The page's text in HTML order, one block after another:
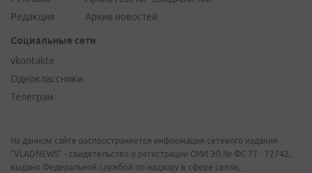
Редакция
Архив новостей
Социальные сети
vkontakte
Одноклассники
Телеграм
На данном сайте распространяется информация сетевого издания
"VLADNEWS" - свидетельство о регистрации СМИ ЭЛ № ФС 77 - 72742,
выдано Федеральной службой по надзору в сфере связи,